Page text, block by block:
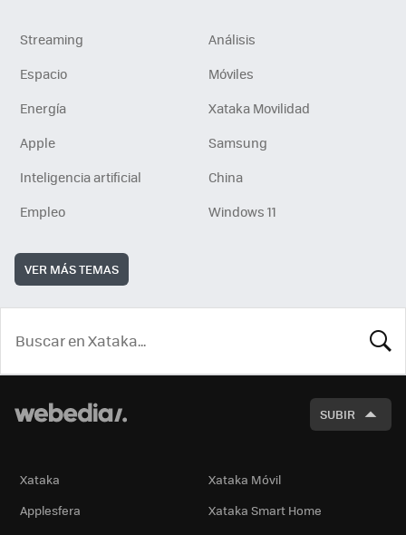
Streaming
Análisis
Espacio
Móviles
Energía
Xataka Movilidad
Apple
Samsung
Inteligencia artificial
China
Empleo
Windows 11
VER MÁS TEMAS
SUBIR
Xataka
Xataka Móvil
Applesfera
Xataka Smart Home